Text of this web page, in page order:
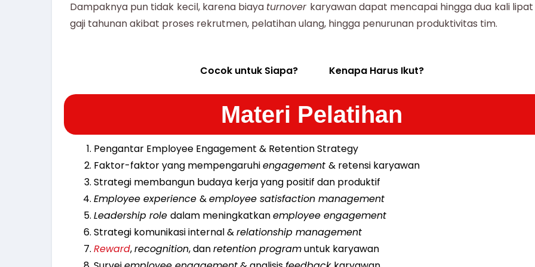
Dampaknya pun tidak kecil, karena biaya turnover karyawan dapat mencapai hingga dua kali
gaji tahunan akibat proses rekrutmen, pelatihan ulang, hingga penurunan produktivitas tim.
Cocok untuk Siapa? Kenapa Harus Ikut?
Materi Pelatihan
Pengantar Employee Engagement & Retention Strategy
Faktor-faktor yang mempengaruhiengagement & retensi karyawan
Strategi membangun budaya kerja yang positif dan produktif
Employee experience &employee satisfaction management
Leadership role dalam meningkatkanemployee engagement
Strategi komunikasi internal &relationship management
Reward,recognition, danretention programuntuk karyawan